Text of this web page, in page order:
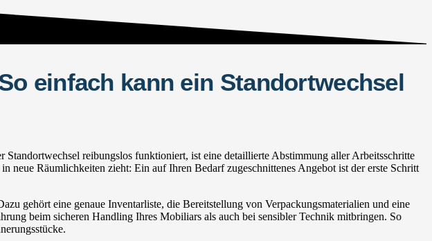
einfach kann ein Standortwechsel
reibungslos funktioniert, ist eine detaillierte Abstimmung aller Arbeitsschritte
Räumlichkeiten zieht: Ein auf Ihren Bedarf zugeschnittenes Angebot ist der erste Schritt
gehört eine genaue Inventarliste, die Bereitstellung von Verpackungsmaterialien und eine
beim sicheren Handling Ihres Mobiliars als auch bei sensibler Technik mitbringen. So